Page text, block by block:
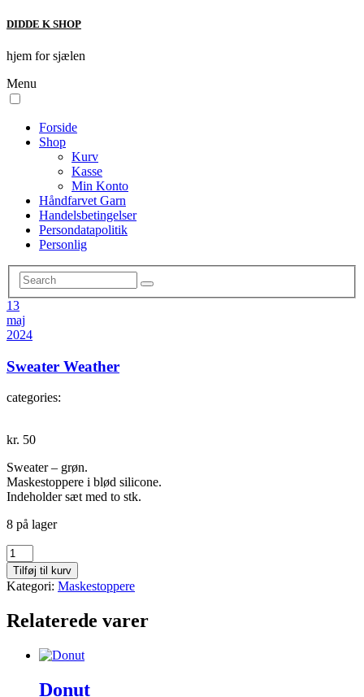
DIDDE K SHOP
hjem for sjælen
Menu
Forside
Shop
Kurv
Kasse
Min Konto
Håndfarvet Garn
Handelsbetingelser
Persondatapolitik
Personlig
13
maj
2024
Sweater Weather
categories:
kr. 50
Sweater – grøn.
Maskestoppere i blød silicone.
Indeholder sæt med to stk.
8 på lager
Sweater
Weather
antal
Tilføj til kurv
Kategori: Maskestoppere
Relaterede varer
Donut